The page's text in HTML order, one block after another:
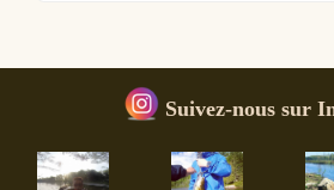
Suivez-nous sur